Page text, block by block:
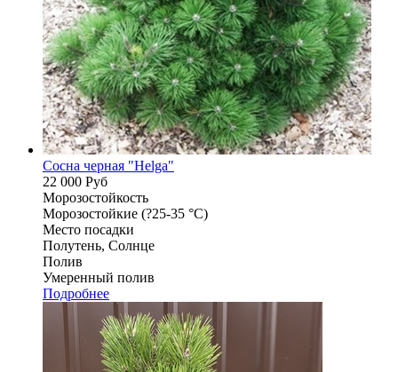
Сосна черная "Helga"
22 000 Руб
Морозостойкость
Морозостойкие (?25-35 °С)
Место посадки
Полутень, Солнце
Полив
Умеренный полив
Подробнее